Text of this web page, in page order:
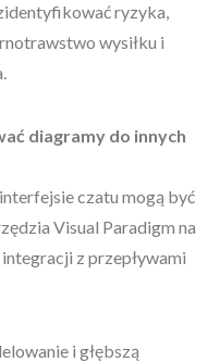
ryzyka,
wysiłku i
diagramy do innych
czatu mogą być
Visual Paradigm na
z przepływami
i głębszą